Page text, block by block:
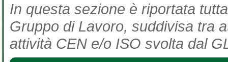
In questa sezione è riportata
Gruppo di Lavoro, suddivisa tra
attività CEN e/o ISO svolta dal